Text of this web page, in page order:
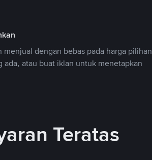
dengan bebas pada harga pilihan
ada, atau buat iklan untuk menetapkan
Teratas